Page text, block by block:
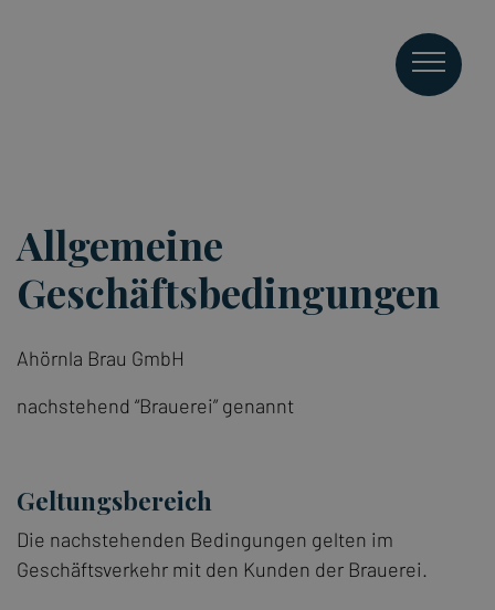
Allgemeine
Geschäftsbedingungen
Ahörnla Brau GmbH
nachstehend “Brauerei” genannt
Geltungsbereich
Die nachstehenden Bedingungen gelten im
Geschäftsverkehr mit den Kunden der Brauerei.